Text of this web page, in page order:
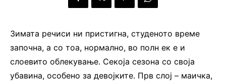
Зимата речиси ни пристигна, студеното време
започна, а со тоа, нормално, во полн ек е и
слоевито облекување. Секоја сезона со своја
убавина, особено за девојките. Прв слој – маичка,